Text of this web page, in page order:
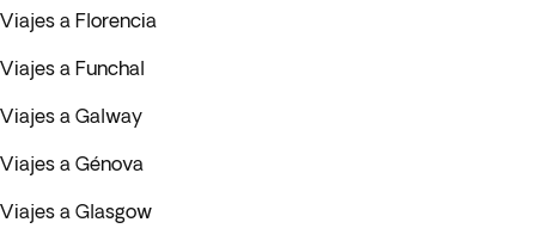
Viajes a Florencia
Viajes a Funchal
Viajes a Galway
Viajes a Génova
Viajes a Glasgow